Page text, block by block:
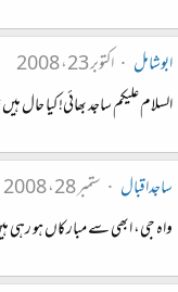
ابوشامل
اکتوبر 23، 2008
السلام علیکم ساجد بھائی! کیا حال
ساجداقبال
ستمبر 28، 2008
واہ جی، ابھی سے مبارکاں ہو رہی